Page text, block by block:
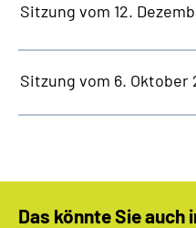
Sitzung vom 12.
Sitzung vom 6. Oktober
Das könnte Sie auch